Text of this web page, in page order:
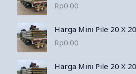
Rp0.00
Harga Mini Pile 20 X
Rp0.00
Harga Mini Pile 20 X